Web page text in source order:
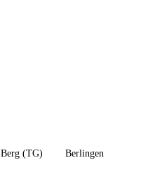
Berg (TG) Berlingen